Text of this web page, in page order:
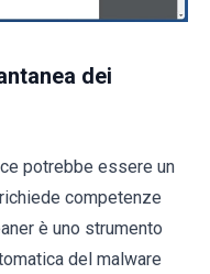
dei
potrebbe essere un
competenze
è uno strumento
del malware